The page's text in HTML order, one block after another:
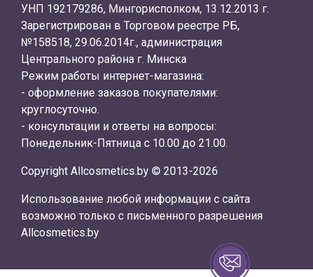
УНП 192179286, Мингорисполком, 13.12.2013 г.
Зарегистрирован в Торговом реестре РБ,
№158518, 29.06.2014г., администрация
Центрального района г. Минска
Режим работы интернет-магазина:
- оформление заказов покупателями:
круглосуточно.
- консультации и ответы на вопросы:
Понедельник-Пятница с 10.00 до 21.00.
Copyright Allcosmetics.by © 2013-2026
Использование любой информации с сайта
возможно только с письменного разрешения
Allcosmetics.by